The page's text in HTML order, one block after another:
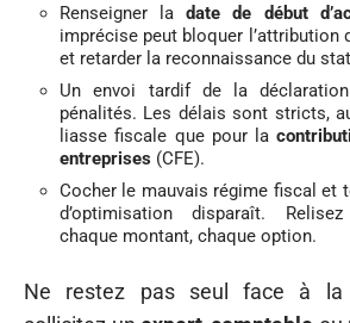
Renseigner ladate de début
imprécise peut bloquer l’attribution
et retarder la reconnaissance du
Un envoi tardif de la
pénalités. Les délais sont stricts,
liasse fiscale que pour la
entreprises (CFE).
Cocher le mauvais régime fiscal et
d’optimisation disparaît.
chaque montant, chaque option.
Ne restez pas seul face à la